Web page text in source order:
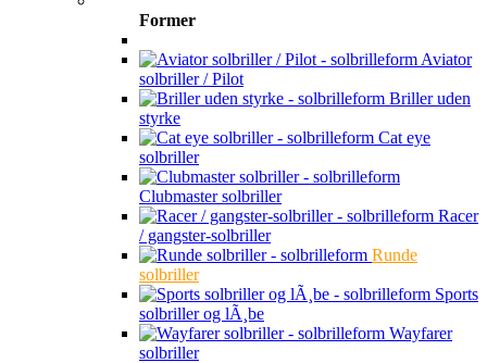
Former
Aviator
solbriller / Pilot
Briller uden
styrke
Cat eye
solbriller
Clubmaster solbriller
Racer
/ gangster-solbriller
Runde
solbriller
Sports
solbriller og lÃ¸be
Wayfarer
solbriller